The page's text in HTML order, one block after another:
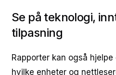
Se på teknologi,
tilpasning
Rapporter kan også
hvilke enheter og